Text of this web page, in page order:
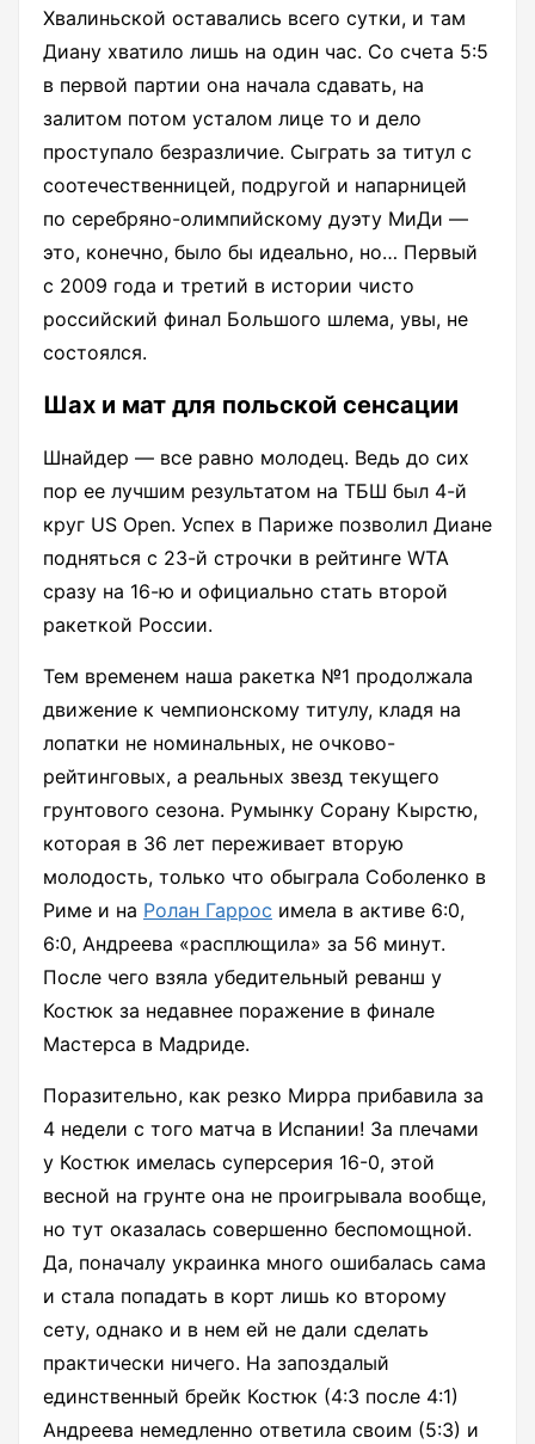
Хвалиньской оставались всего сутки, и там
Диану хватило лишь на один час. Со счета 5:5
в первой партии она начала сдавать, на
залитом потом усталом лице то и дело
проступало безразличие. Сыграть за титул с
соотечественницей, подругой и напарницей
по серебряно-олимпийскому дуэту МиДи —
это, конечно, было бы идеально, но… Первый
с 2009 года и третий в истории чисто
российский финал Большого шлема, увы, не
состоялся.
Шах и мат для польской сенсации
Шнайдер — все равно молодец. Ведь до сих
пор ее лучшим результатом на ТБШ был 4-й
круг US Open. Успех в Париже позволил Диане
подняться с 23-й строчки в рейтинге WTA
сразу на 16-ю и официально стать второй
ракеткой России.
Тем временем наша ракетка №1 продолжала
движение к чемпионскому титулу, кладя на
лопатки не номинальных, не очково-
рейтинговых, а реальных звезд текущего
грунтового сезона. Румынку Сорану Кырстю,
которая в 36 лет переживает вторую
молодость, только что обыграла Соболенко в
Риме и на Ролан Гаррос имела в активе 6:0,
6:0, Андреева «расплющила» за 56 минут.
После чего взяла убедительный реванш у
Костюк за недавнее поражение в финале
Мастерса в Мадриде.
Поразительно, как резко Мирра прибавила за
4 недели с того матча в Испании! За плечами
у Костюк имелась суперсерия 16-0, этой
весной на грунте она не проигрывала вообще,
но тут оказалась совершенно беспомощной.
Да, поначалу украинка много ошибалась сама
и стала попадать в корт лишь ко второму
сету, однако и в нем ей не дали сделать
практически ничего. На запоздалый
единственный брейк Костюк (4:3 после 4:1)
Андреева немедленно ответила своим (5:3) и